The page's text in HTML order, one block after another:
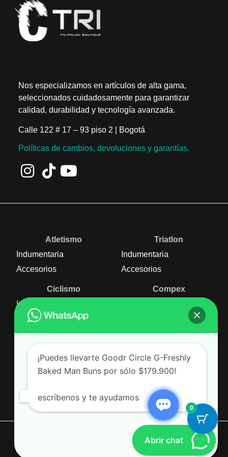
Atletismo
Indumentaria
Accesorios
Ciclismo
Indumentaria
Accesorios
Equipos
Natación
Indumentaria
Triatlon
Indumentaria
Accesorios
Compex
Nos especializamos en artículos de alta gama,
seleccionados cuidadosamente para garantizar
calidad, durabilidad y tecnología avanzada.
Calle 122 # 17 – 93 piso 2 | Bogotá
Políticas de cambios, devoluciones y garantías.
reservados
Derechos
0
¡Puedes llevarte Goodr Circle G-Freshly
Baked Man Buns por sólo $179.900!
escríbenos y te ayudamos
Abrir chat